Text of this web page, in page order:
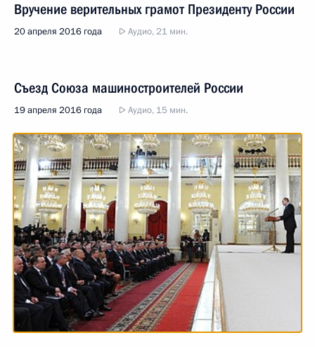
Вручение верительных грамот Президенту России
20 апреля 2016 года Аудио, 21 мин.
Съезд Союза машиностроителей России
19 апреля 2016 года Аудио, 15 мин.